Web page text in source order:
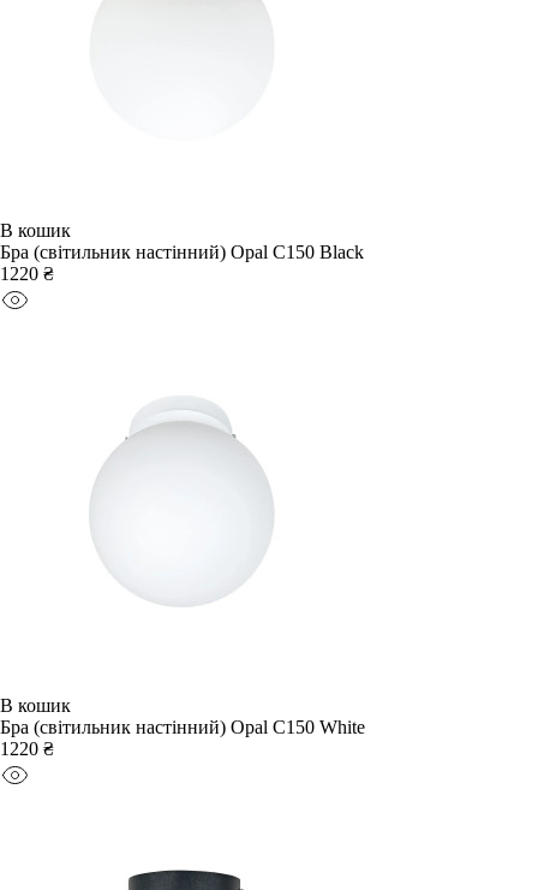
В кошик
Бра (світильник настінний) Opal C150 Black
1220 ₴
В кошик
Бра (світильник настінний) Opal C150 White
1220 ₴